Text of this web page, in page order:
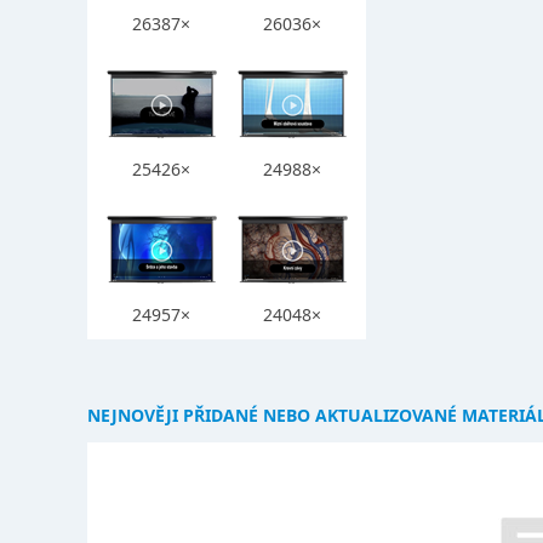
26387× 26036×
25426× 24988×
24957× 24048×
NEJNOVĚJI PŘIDANÉ NEBO AKTUALIZOVANÉ